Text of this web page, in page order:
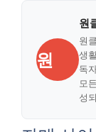
원
원
원
생
독
모
성